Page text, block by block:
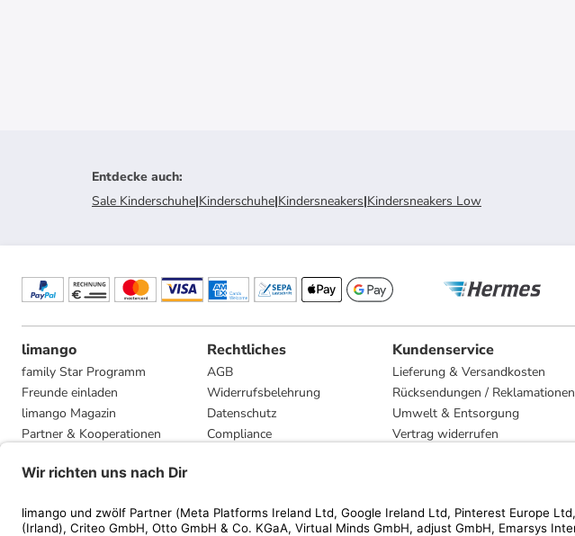
Entdecke auch:
Sale Kinderschuhe|Kinderschuhe|Kindersneakers|Kindersneakers Low
limango
family Star Programm
Freunde einladen
limango Magazin
Partner & Kooperationen
Presse
Rechtliches
AGB
Widerrufsbelehrung
Datenschutz
Compliance
Kundenservice
Lieferung & Versandkosten
Rücksendungen / Reklamationen
Umwelt & Entsorgung
Vertrag widerrufen